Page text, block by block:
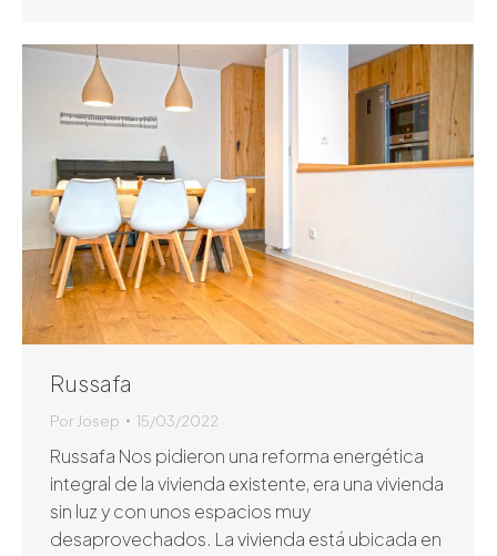
Russafa
Por Josep 15/03/2022
Russafa Nos pidieron una reforma energética
integral de la vivienda existente, era una vivienda
sin luz y con unos espacios muy
desaprovechados. La vivienda está ubicada en